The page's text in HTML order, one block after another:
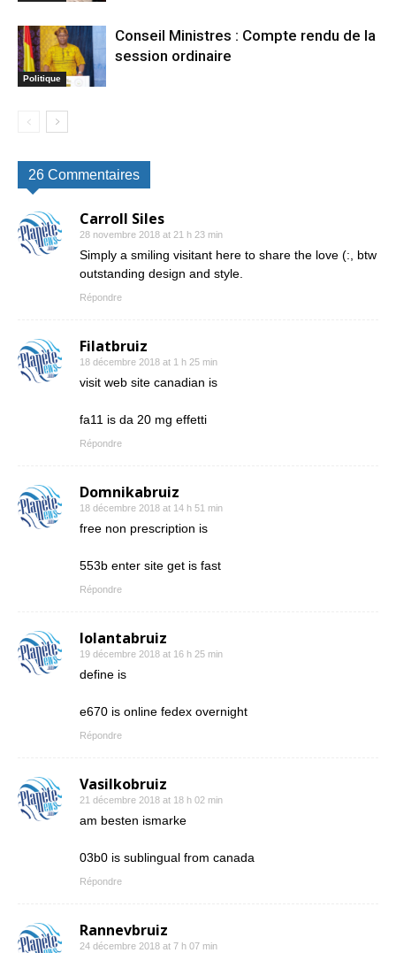
Politique
Conseil Ministres : Compte rendu de la
session ordinaire
26 Commentaires
Carroll Siles
28 novembre 2018 at 21 h 23 min
Simply a smiling visitant here to share the love (:, btw
outstanding design and style.
Répondre
Filatbruiz
18 décembre 2018 at 1 h 25 min
visit web site canadian is
fa11 is da 20 mg effetti
Répondre
Domnikabruiz
18 décembre 2018 at 14 h 51 min
free non prescription is
553b enter site get is fast
Répondre
Iolantabruiz
19 décembre 2018 at 16 h 25 min
define is
e670 is online fedex overnight
Répondre
Vasilkobruiz
21 décembre 2018 at 18 h 02 min
am besten ismarke
03b0 is sublingual from canada
Répondre
Rannevbruiz
24 décembre 2018 at 7 h 07 min